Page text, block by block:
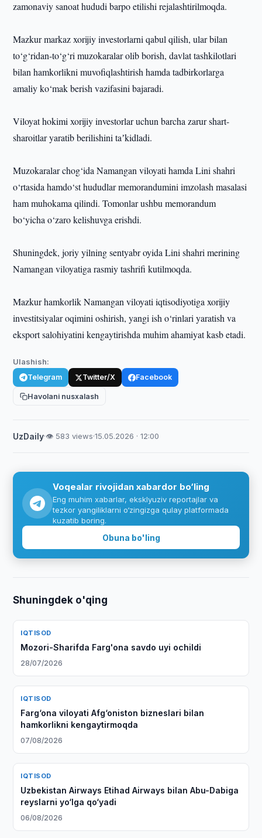
zamonaviy sanoat hududi barpo etilishi rejalashtirilmoqda.
Mazkur markaz xorijiy investorlarni qabul qilish, ular bilan
to‘g‘ridan-to‘g‘ri muzokaralar olib borish, davlat tashkilotlari
bilan hamkorlikni muvofiqlashtirish hamda tadbirkorlarga
amaliy ko‘mak berish vazifasini bajaradi.
Viloyat hokimi xorijiy investorlar uchun barcha zarur shart-
sharoitlar yaratib berilishini taʼkidladi.
Muzokaralar chog‘ida Namangan viloyati hamda Lini shahri
o‘rtasida hamdo‘st hududlar memorandumini imzolash masalasi
ham muhokama qilindi. Tomonlar ushbu memorandum
bo‘yicha o‘zaro kelishuvga erishdi.
Shuningdek, joriy yilning sentyabr oyida Lini shahri merining
Namangan viloyatiga rasmiy tashrifi kutilmoqda.
Mazkur hamkorlik Namangan viloyati iqtisodiyotiga xorijiy
investitsiyalar oqimini oshirish, yangi ish o‘rinlari yaratish va
eksport salohiyatini kengaytirishda muhim ahamiyat kasb etadi.
Ulashish:
Telegram Twitter/X Facebook
Havolani nusxalash
UzDaily·👁 583 views·15.05.2026 · 12:00
Voqealar rivojidan xabardor bo‘ling
Eng muhim xabarlar, eksklyuziv reportajlar va
tezkor yangiliklarni o‘zingizga qulay platformada
kuzatib boring.
Obuna bo'ling
Shuningdek o'qing
IQTISOD
Mozori-Sharifda Farg'ona savdo uyi ochildi
28/07/2026
IQTISOD
Farg‘ona viloyati Afg‘oniston bizneslari bilan
hamkorlikni kengaytirmoqda
07/08/2026
IQTISOD
Uzbekistan Airways Etihad Airways bilan Abu-Dabiga
reyslarni yo‘lga qo‘yadi
06/08/2026